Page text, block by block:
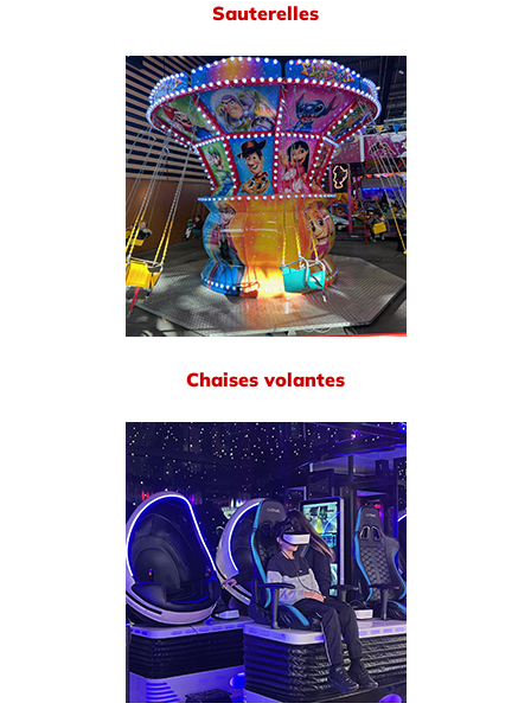
Sauterelles
Chaises volantes